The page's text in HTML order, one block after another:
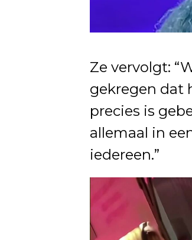
Ze vervolgt:
gekregen dat
precies is
allemaal in
iedereen.”